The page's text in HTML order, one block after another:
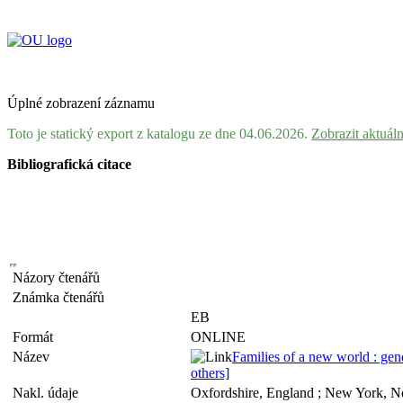
Úplné zobrazení záznamu
Toto je statický export z katalogu ze dne 04.06.2026. Zobrazit
Bibliografická citace
Názory čtenářů
Známka čtenářů
EB
Formát
ONLINE
Název
Families of a new world :
others]
Nakl. údaje
Oxfordshire, England ; New York,